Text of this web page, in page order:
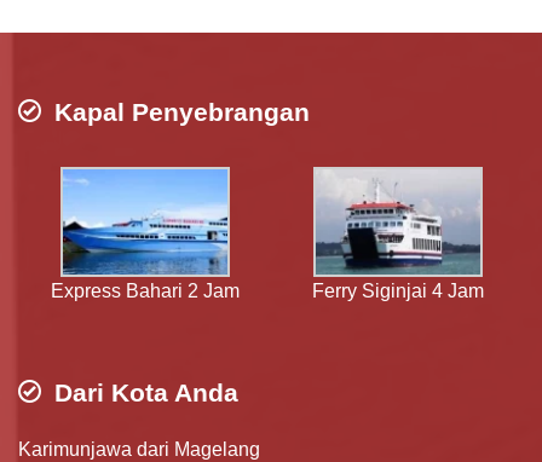
Kapal Penyebrangan
Express Bahari 2 Jam Ferry Siginjai 4 Jam
Dari Kota Anda
Karimunjawa dari Magelang